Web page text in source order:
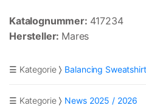
Katalognummer: 417234
Hersteller: Mares
☰ Kategorie Balancing
☰ Kategorie News 2025 / 2026